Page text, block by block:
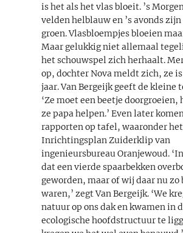
is het als het vlas bloeit. ’s
velden helblauw en ’s avonds
groen. Vlasbloempjes bloeien
Maar gelukkig niet allemaal
het schouwspel zich herhaalt.
op, dochter Nova meldt zich, ze
jaar. Van Bergeijk geeft de kleine
‘Ze moet een beetje doorgroeien,
ze papa helpen.’ Even later
rapporten op tafel, waaronder het
Inrichtingsplan Zuiderklip van
ingenieursbureau Oranjewoud.
dat een vierde spaarbekken
geworden, maar of wij daar nu zo
waren,’ zegt Van Bergeijk. ‘We
natuur op ons dak en kwamen in
ecologische hoofdstructuur te